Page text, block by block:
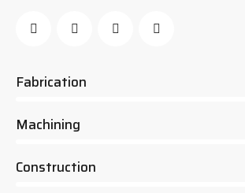
Fabrication
Machining
Construction